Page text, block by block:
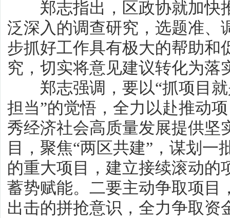
郑志指出，区政协就加快
泛深入的调查研究，选题准、
步抓好工作具有极大的帮助和
究，切实将意见建议转化为落
郑志强调，要以“抓项目就
担当”的觉悟，全力以赴推动
秀经济社会高质量发展提供坚
目，聚焦“两区共建”，谋划一
的重大项目，建立接续滚动的
蓄势赋能。二要主动争取项目
出击的拼抢意识，全力争取资